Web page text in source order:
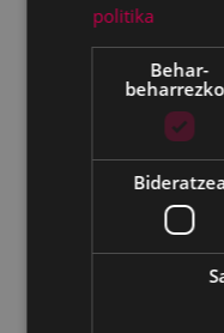
politika
Behar-